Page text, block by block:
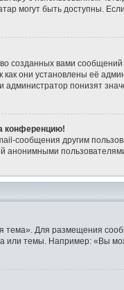
могут быть доступны.
созданных вами
они установлены её
понизят
конференцию!
сообщения другим
анонимными
Для размещения
или темы. Например: «Вы